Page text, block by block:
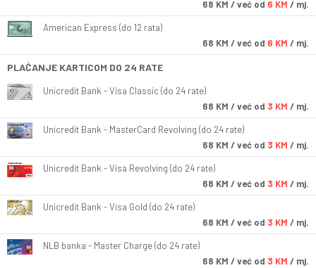
68 KM / već od 6 KM / mj.
American Express (do 12 rata)
68 KM / već od 6 KM / mj.
PLAĆANJE KARTICOM DO 24 RATE
Unicredit Bank - Visa Classic (do 24 rate)
68 KM / već od 3 KM / mj.
Unicredit Bank - MasterCard Revolving (do 24 rate)
68 KM / već od 3 KM / mj.
Unicredit Bank - Visa Revolving (do 24 rate)
68 KM / već od 3 KM / mj.
Unicredit Bank - Visa Gold (do 24 rate)
68 KM / već od 3 KM / mj.
NLB banka - Master Charge (do 24 rate)
68 KM / već od 3 KM / mj.